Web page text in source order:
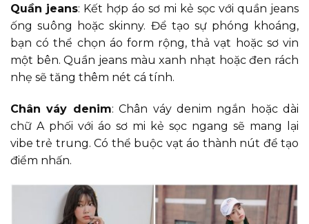
Quần jeans: Kết hợp áo sơ mi kẻ sọc với quần jeans
ống suông hoặc skinny. Để tạo sự phóng khoáng,
bạn có thể chọn áo form rộng, thả vạt hoặc sơ vin
một bên. Quần jeans màu xanh nhạt hoặc đen rách
nhẹ sẽ tăng thêm nét cá tính.
Chân váy denim: Chân váy denim ngắn hoặc dài
chữ A phối với áo sơ mi kẻ sọc ngang sẽ mang lại
vibe trẻ trung. Có thể buộc vạt áo thành nút để tạo
điểm nhấn.